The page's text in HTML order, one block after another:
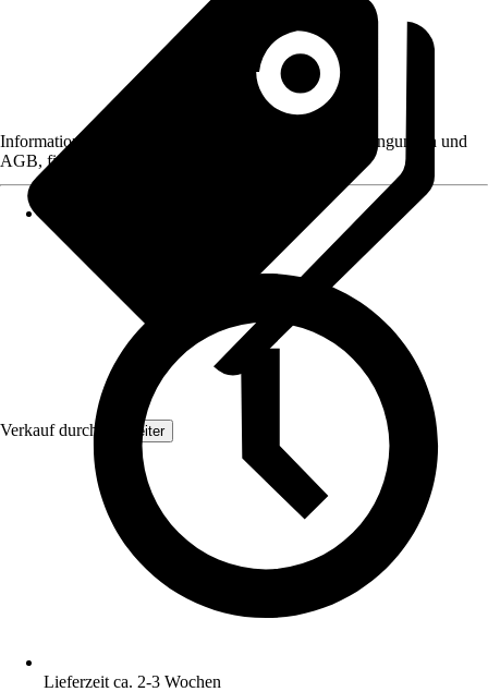
Verkauf durch: Topleiter
Informationen des Verkäufers, wie z. B. Rückgabebedingungen und
AGB, finden Sie bei Klick auf den Verkäufernamen.
Lieferzeit ca. 2-3 Wochen